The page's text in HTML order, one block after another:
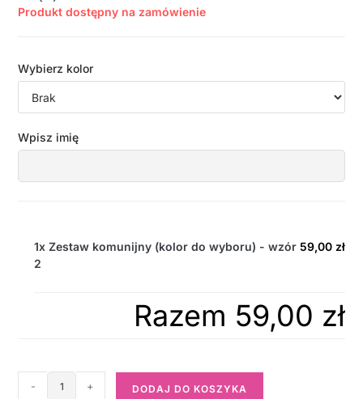
Produkt dostępny na zamówienie
Wybierz kolor
Wpisz imię
1xZestaw komunijny (kolor do wyboru) - wzór
2
59,00 zł
Razem 59,00 zł
- + DODAJ DO KOSZYKA